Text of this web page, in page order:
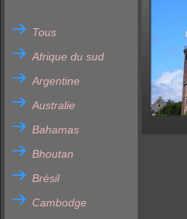
Tous
Afrique du sud
Argentine
Australie
Bahamas
Bhoutan
Brésil
Cambodge